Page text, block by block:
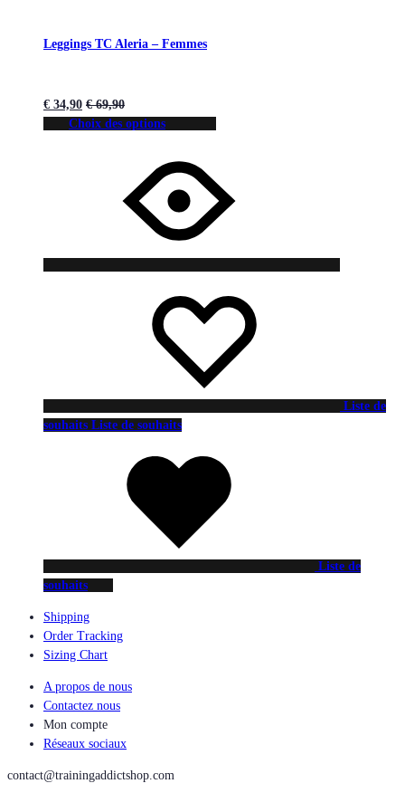
Leggings TC Aleria – Femmes
€ 34,90 €69,90
Choix des options
Liste de
souhaits Liste de souhaits
Liste de
souhaits
Shipping
Order Tracking
Sizing Chart
A propos de nous
Contactez nous
Mon compte
Réseaux sociaux
contact@trainingaddictshop.com